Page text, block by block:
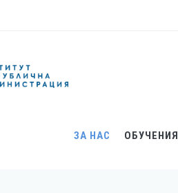
ЗА НАС ОБУЧЕНИЯ